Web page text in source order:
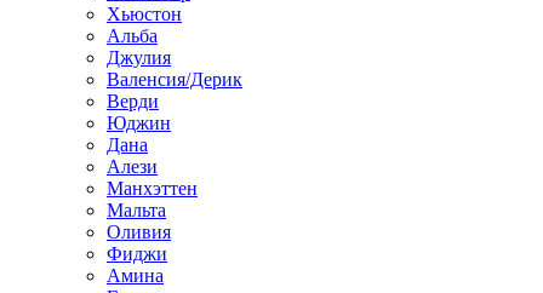
Хьюстон
Альба
Джулия
Валенсия/Дерик
Верди
Юджин
Дана
Алези
Манхэттен
Мальта
Оливия
Фиджи
Амина